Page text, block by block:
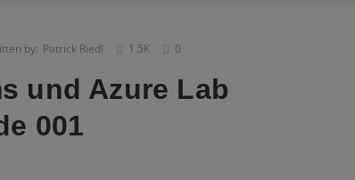
by: Patrick Riedl 1.5K 0
und Azure Lab
001